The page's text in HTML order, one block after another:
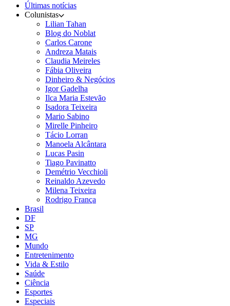
Últimas notícias
Colunistas
Lilian Tahan
Blog do Noblat
Carlos Carone
Andreza Matais
Claudia Meireles
Fábia Oliveira
Dinheiro & Negócios
Igor Gadelha
Ilca Maria Estevão
Isadora Teixeira
Mario Sabino
Mirelle Pinheiro
Tácio Lorran
Manoela Alcântara
Lucas Pasin
Tiago Pavinatto
Demétrio Vecchioli
Reinaldo Azevedo
Milena Teixeira
Rodrigo França
Brasil
DF
SP
MG
Mundo
Entretenimento
Vida & Estilo
Saúde
Ciência
Esportes
Especiais